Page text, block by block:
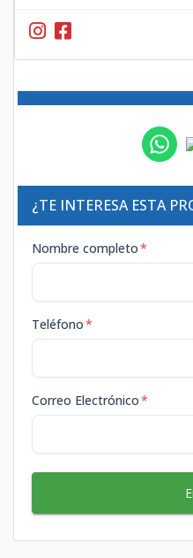
¿TE INTERESA ESTA
Nombre completo*
Teléfono*
Correo Electrónico*